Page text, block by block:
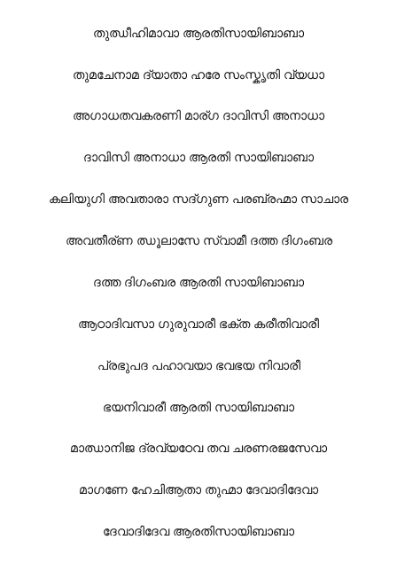
തുഝീഹിമാവാ ആരതിസായിബാബാ
തുമചേനാമ ദ്യാതാ ഹരേ സംസ്കൃതി വ്യധാ
അഗാധതവകരണി മാര്ഗ ദാവിസി അനാധാ
ദാവിസി അനാധാ ആരതി സായിബാബാ
കലിയുഗി അവതാരാ സദ്ഗുണ പരബ്രഹ്മാ സാചാര
അവതീര്ണ ഝൂലാസേ സ്വാമീ ദത്ത ദിഗംബര
ദത്ത ദിഗംബര ആരതി സായിബാബാ
ആഠാദിവസാ ഗുരുവാരീ ഭക്ത കരീതിവാരീ
പ്രഭുപദ പഹാവയാ ഭവഭയ നിവാരീ
ഭയനിവാരീ ആരതി സായിബാബാ
മാഝാനിജ ദ്രവ്യഠേവ തവ ചരണരജസേവാ
മാഗണേ ഹേചി‌ആതാ തുഹ്മാ ദേവാദിദേവാ
ദേവാദിദേവ ആരതിസായിബാബാ